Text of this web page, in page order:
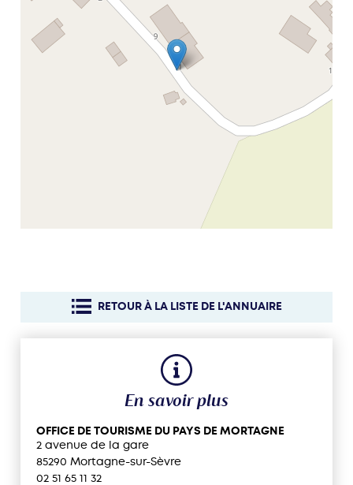
RETOUR À LA LISTE DE L'ANNUAIRE
En savoir plus
OFFICE DE TOURISME DU PAYS DE MORTAGNE
2 avenue de la gare
85290 Mortagne-sur-Sèvre
02 51 65 11 32